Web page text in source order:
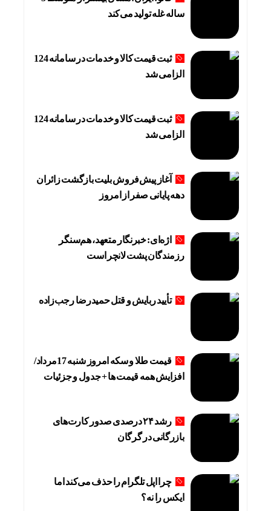
ساله غله تولید می‌کند
ثبت قیمت کالا و خدمات در سامانه 124
الزامی شد
ثبت قیمت کالا و خدمات در سامانه 124
الزامی شد
آغاز پیش‌فروش بلیت بازگشت زائران
دهه پایانی صفر از امروز
اژه‌ای: خبرنگار متعهد، هم‌سنگر
رزمندگان پشت لانچر است
تأیید ربایش و قتل حمیدرضا رجب‌زاده
قیمت طلا و سکه امروز شنبه 17مرداد/
افزایش همه قیمت ها + جدول و جزئیات
رشد ۲۴ درصدی صدور کارت‌های
بازرگانی در گرگان
چرا اپل تلگرام را حذف می‌کند اما
ایکس را نه؟